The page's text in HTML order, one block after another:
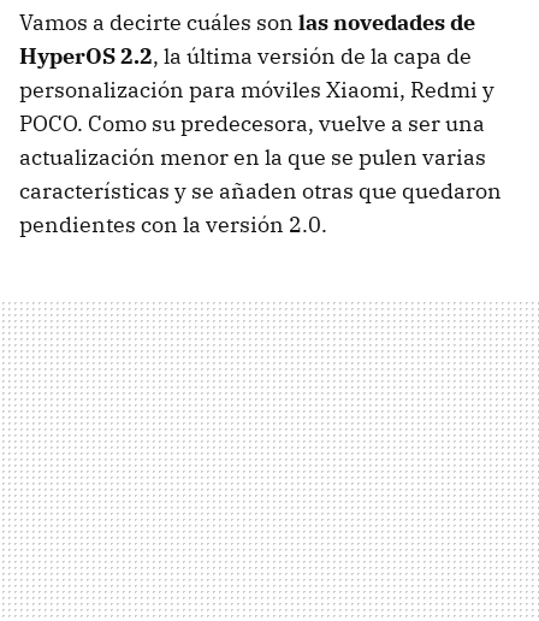
Vamos a decirte cuáles son las novedades de
HyperOS 2.2, la última versión de la capa de
personalización para móviles Xiaomi, Redmi y
POCO. Como su predecesora, vuelve a ser una
actualización menor en la que se pulen varias
características y se añaden otras que quedaron
pendientes con la versión 2.0.